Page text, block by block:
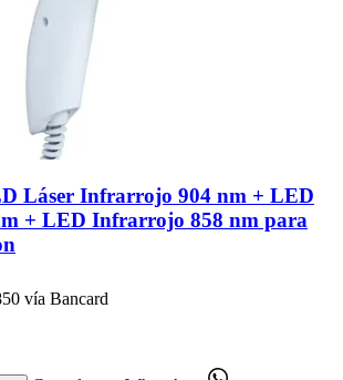
Láser Infrarrojo 904 nm + LED
+ LED Infrarrojo 858 nm para
vía Bancard